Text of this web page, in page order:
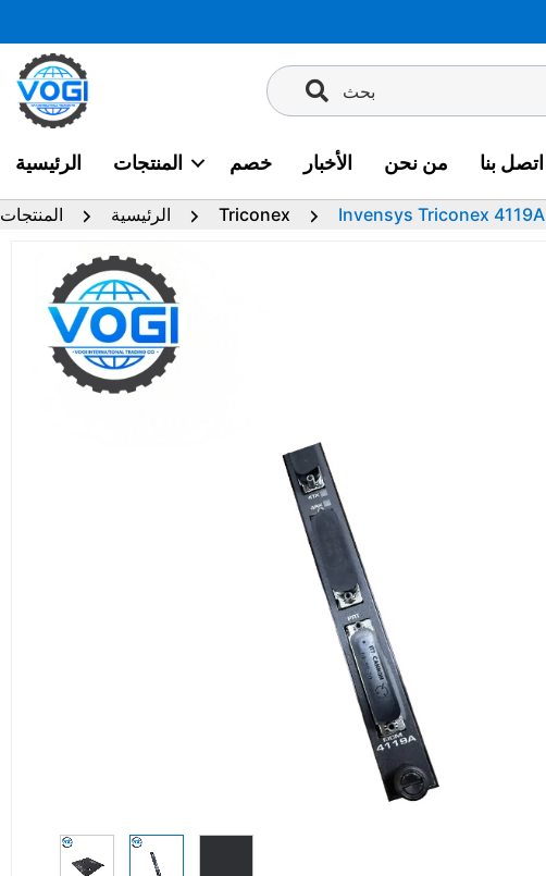
إلى
المحتوى
بحث
الرئيسية المنتجات خصم الأخبار من نحن اتصل بنا
الرئيسية المنتجات Triconex Invensys Triconex 4119A